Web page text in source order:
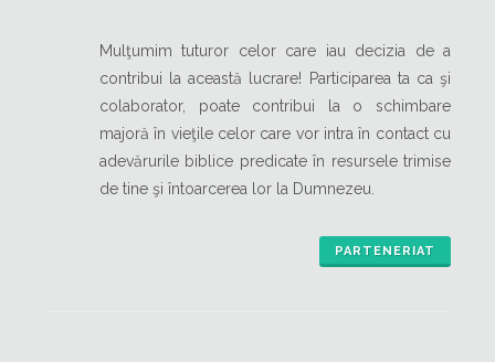
Mulţumim tuturor celor care iau decizia de a
contribui la această lucrare! Participarea ta ca şi
colaborator, poate contribui la o schimbare
majoră în vieţile celor care vor intra în contact cu
adevărurile biblice predicate în resursele trimise
de tine şi întoarcerea lor la Dumnezeu.
PARTENERIAT